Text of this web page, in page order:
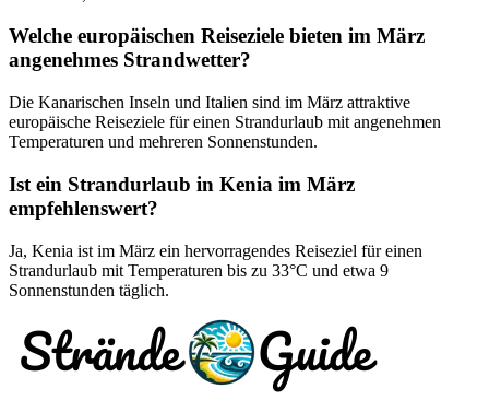
Welche europäischen Reiseziele bieten im März
angenehmes Strandwetter?
Die Kanarischen Inseln und Italien sind im März attraktive
europäische Reiseziele für einen Strandurlaub mit angenehmen
Temperaturen und mehreren Sonnenstunden.
Ist ein Strandurlaub in Kenia im März
empfehlenswert?
Ja, Kenia ist im März ein hervorragendes Reiseziel für einen
Strandurlaub mit Temperaturen bis zu 33°C und etwa 9
Sonnenstunden täglich.